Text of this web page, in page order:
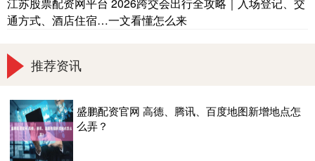
通方式、酒店住宿…一文看懂怎么来
推荐资讯
盛鹏配资官网 高德、腾讯、百度地图新增地点怎
么弄？